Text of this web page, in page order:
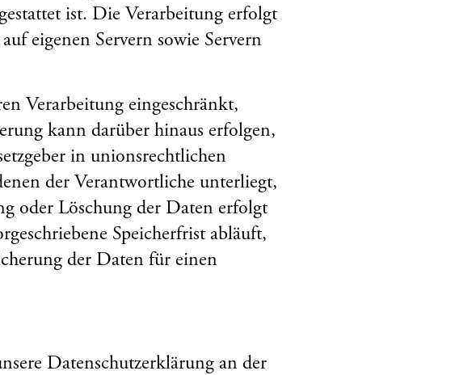
ist. Die Verarbeitung erfolgt
eigenen Servern sowie Servern
Verarbeitung eingeschränkt,
kann darüber hinaus erfolgen,
in unionsrechtlichen
der Verantwortliche unterliegt,
oder Löschung der Daten erfolgt
Speicherfrist abläuft,
der Daten für einen
Datenschutzerklärung an der